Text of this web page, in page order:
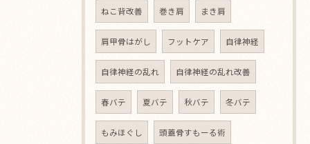
ねこ背改善 巻き肩 まき肩
肩甲骨はがし フットケア 自律神経
自律神経の乱れ 自律神経の乱れ改善
春バテ 夏バテ 秋バテ 冬バテ
もみほぐし 頭蓋骨すもーる術